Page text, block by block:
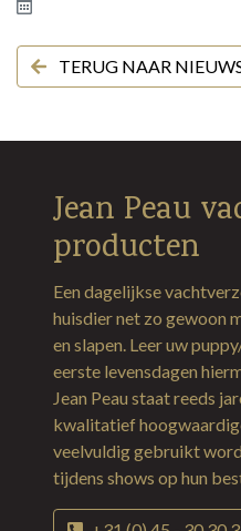
TERUG NAAR
Jean Peau
producten
Een dagelijkse
huisdier net zo gewoon
en slapen. Leer uw
eerste levensdagen
Jean Peau staat reeds
kwalitatief
veelvuldig gebruikt
tijdens shows op hun